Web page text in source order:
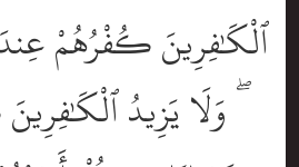
ٱلْكَٰفِرِينَ كُفْرُهُمْ عِندَ
وَلَا يَزِيدُ